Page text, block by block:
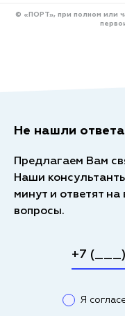
© «ПОРТ», при полном или
Не нашли
Предлагаем Вам
Наши
минут и ответят
вопросы.
Я